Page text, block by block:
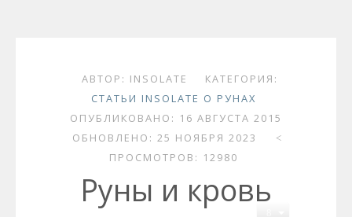
АВТОР: INSOLATE
КАТЕГОРИЯ:
СТАТЬИ INSOLATE О РУНАХ
ОПУБЛИКОВАНО: 16 АВГУСТА 2015
ОБНОВЛЕНО: 25 НОЯБРЯ 2023
ПРОСМОТРОВ: 12980
Руны и кровь